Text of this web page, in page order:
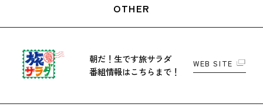
OTHER
朝だ！生です旅サラダ
番組情報はこちらまで！
WEB SITE